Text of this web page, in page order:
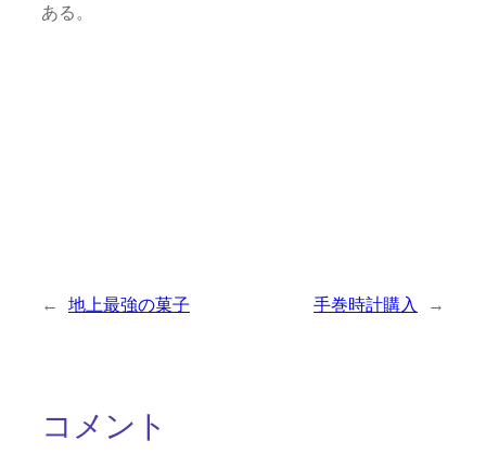
ある。
← 地上最強の菓子 手巻時計購入 →
コメント